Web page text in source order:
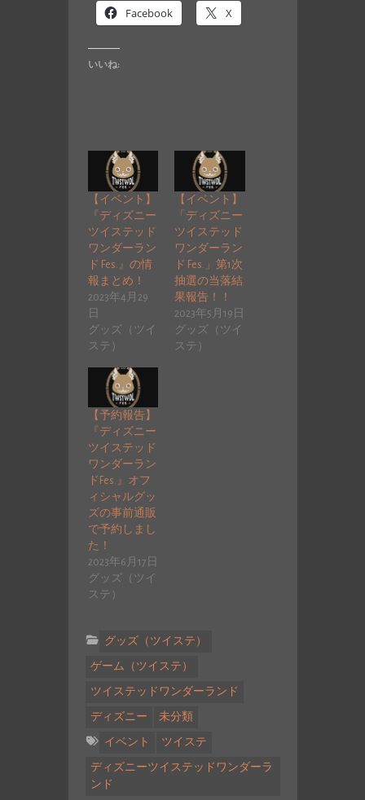
Facebook X
いいね:
【イベント】
『ディズニー
ツイステッド
ワンダーラン
ド Fes.』の情
報まとめ！
2023年4月29
日
グッズ（ツイ
ステ）
【イベント】
「ディズニー
ツイステッド
ワンダーラン
ド Fes.」第1次
抽選の当落結
果報告！！
2023年5月19日
グッズ（ツイ
ステ）
【予約報告】
『ディズニー
ツイステッド
ワンダーラン
ドFes.』オフ
ィシャルグッ
ズの事前通販
で予約しまし
た！
2023年6月17日
グッズ（ツイ
ステ）
グッズ（ツイステ）
ゲーム（ツイステ）
ツイステッドワンダーランド
ディズニー 未分類
イベント ツイステ
ディズニーツイステッドワンダーラ
ンド